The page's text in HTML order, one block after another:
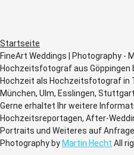
Startseite
FineArt Weddings | Photography -
Hochzeitsfotograf aus Göppingen
Hochzeit als Hochzeitsfotograf in
München, Ulm, Esslingen,
Gerne erhaltet Ihr weitere
Hochzeitsreportagen, After-
Portraits und Weiteres auf
Photography by Martin Hecht All